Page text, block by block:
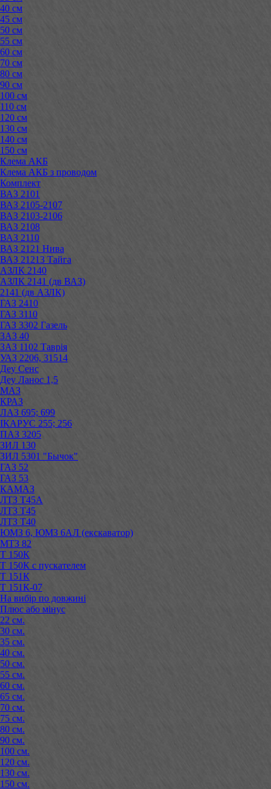
40 см
45 см
50 см
55 см
60 см
70 см
80 см
90 см
100 см
110 см
120 см
130 см
140 см
150 см
Клема АКБ
Клема АКБ з проводом
Комплект
ВАЗ 2101
ВАЗ 2105-2107
ВАЗ 2103-2106
ВАЗ 2108
ВАЗ 2110
ВАЗ 2121 Нива
ВАЗ 21213 Тайга
АЗЛК 2140
АЗЛК 2141 (дв ВАЗ)
2141 (дв АЗЛК)
ГАЗ 2410
ГАЗ 3110
ГАЗ 3302 Газель
ЗАЗ 40
ЗАЗ 1102 Таврія
УАЗ 2206, 31514
Деу Сенс
Деу Ланос 1,5
МАЗ
КРАЗ
ЛАЗ 695; 699
ІКАРУС 255; 256
ПАЗ 3205
ЗИЛ 130
ЗИЛ 5301 "Бычок"
ГАЗ 52
ГАЗ 53
КАМАЗ
ЛТЗ Т45А
ЛТЗ Т45
ЛТЗ Т40
ЮМЗ 6, ЮМЗ 6АЛ (екскаватор)
МТЗ 82
Т 150К
Т 150К с пускателем
Т 151К
Т 151К-07
На вибір по довжині
Плюс або мінус
22 см.
30 см.
35 см.
40 см.
50 см.
55 см.
60 см.
65 см.
70 см.
75 см.
80 см.
90 см.
100 см.
120 см.
130 см.
150 см.